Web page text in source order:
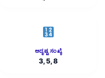
ಅದೃಷ್ಟ ಸಂಖ್ಯೆ
3, 5, 8